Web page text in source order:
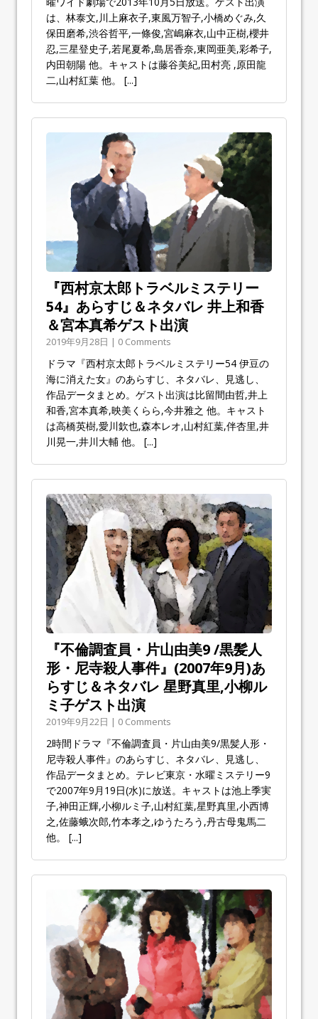
は、林泰文,川上麻衣子,東風万智子,小橋めぐみ,久
保田磨希,渋谷哲平,一條俊,宮嶋麻衣,山中正樹,櫻井
忍,三星登史子,若尾夏希,島居香奈,東岡亜美,彩希子,
内田朝陽 他。キャストは藤谷美紀,田村亮 ,原田龍
二,山村紅葉 他。 [...]
『西村京太郎トラベルミステリー
54』あらすじ＆ネタバレ 井上和香
＆宮本真希ゲスト出演
2019年9月28日 | 0 Comments
ドラマ『西村京太郎トラベルミステリー54 伊豆の
海に消えた女』のあらすじ、ネタバレ、見逃し、
作品データまとめ。ゲスト出演は比留間由哲,井上
和香,宮本真希,映美くらら,今井雅之 他。キャスト
は高橋英樹,愛川欽也,森本レオ,山村紅葉,伴杏里,井
川晃一,井川大輔 他。 [...]
『不倫調査員・片山由美9 /黒髪人
形・尼寺殺人事件』(2007年9月)あ
らすじ＆ネタバレ 星野真里,小柳ル
ミ子ゲスト出演
2019年9月22日 | 0 Comments
2時間ドラマ『不倫調査員・片山由美9/黒髪人形・
尼寺殺人事件』のあらすじ、ネタバレ、見逃し、
作品データまとめ。テレビ東京・水曜ミステリー9
で2007年9月19日(水)に放送。キャストは池上季実
子,神田正輝,小柳ルミ子,山村紅葉,星野真里,小西博
之,佐藤蛾次郎,竹本孝之,ゆうたろう,丹古母鬼馬二
他。 [...]